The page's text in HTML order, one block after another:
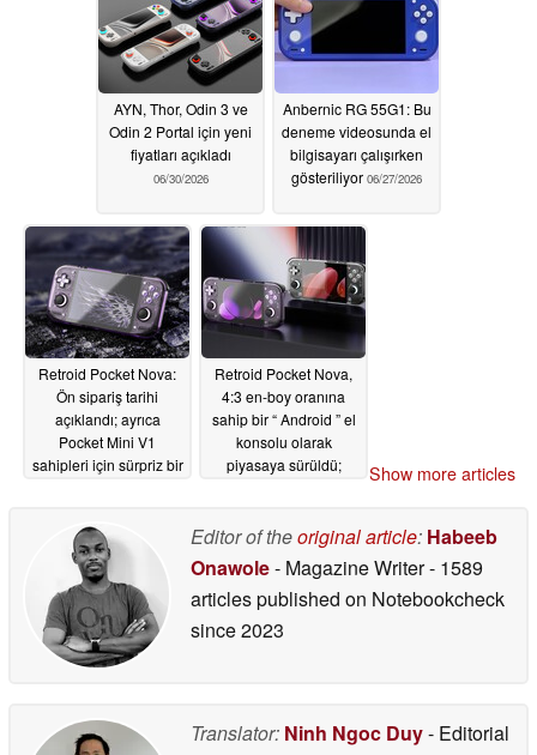
AYN, Thor, Odin 3 ve
Odin 2 Portal için yeni
fiyatları açıkladı
06/30/2026
Anbernic RG 55G1: Bu
deneme videosunda el
bilgisayarı çalışırken
gösteriliyor 06/27/2026
Retroid Pocket Nova:
Ön sipariş tarihi
açıklandı; ayrıca
Pocket Mini V1
sahipleri için sürpriz bir
Retroid Pocket Nova,
4:3 en-boy oranına
sahip bir “ Android ” el
konsolu olarak
piyasaya sürüldü;
Show more articles
Editor of theoriginal article: Habeeb
Onawole- Magazine Writer- 1589
articles published on Notebookcheck
since 2023
Translator: Ninh Ngoc Duy- Editorial